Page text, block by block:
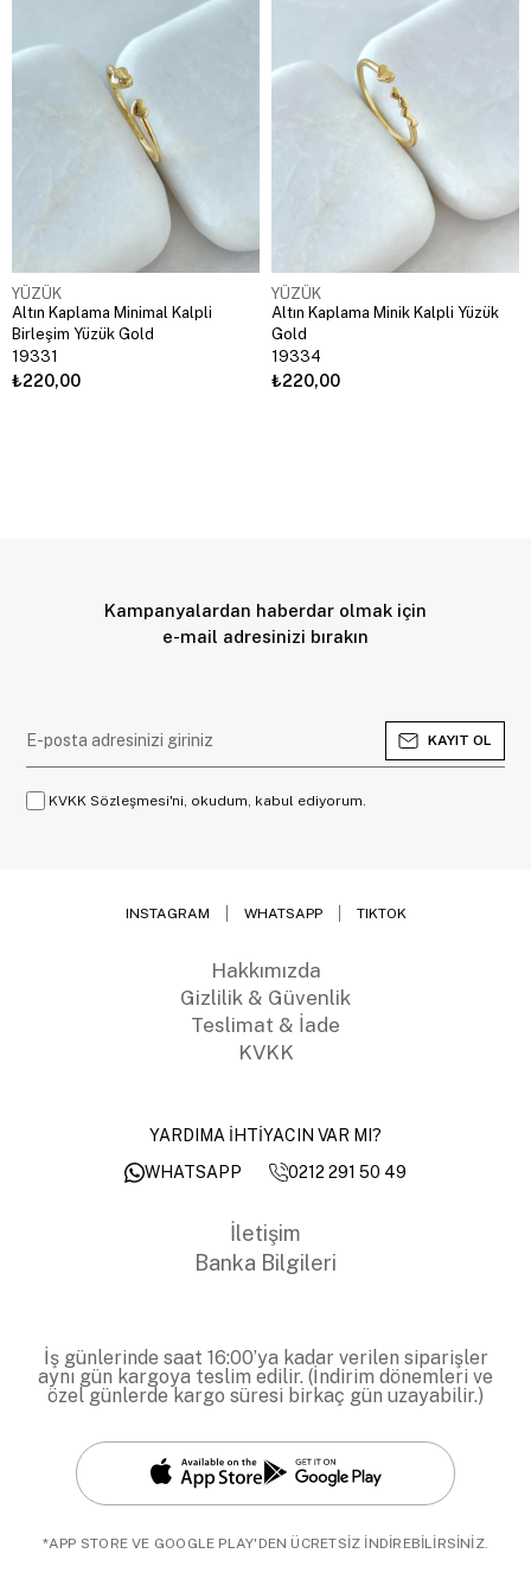
YÜZÜK
Altın Kaplama Minimal Kalpli
Birleşim Yüzük Gold
19331
₺220,00
YÜZÜK
Altın Kaplama Minik Kalpli Yüzük
Gold
19334
₺220,00
Kampanyalardan haberdar olmak için
e-mail adresinizi bırakın
KAYIT OL
KVKK Sözleşmesi'ni, okudum, kabul ediyorum.
INSTAGRAM WHATSAPP TIKTOK
Hakkımızda
Gizlilik & Güvenlik
Teslimat & İade
KVKK
YARDIMA İHTİYACIN VAR MI?
WHATSAPP
0212 291 50 49
İletişim
Banka Bilgileri
İş günlerinde saat 16:00’ya kadar verilen siparişler
aynı gün kargoya teslim edilir. (İndirim dönemleri ve
özel günlerde kargo süresi birkaç gün uzayabilir.)
*APP STORE VE GOOGLE PLAY'DEN ÜCRETSİZ İNDİREBİLİRSİNİZ.